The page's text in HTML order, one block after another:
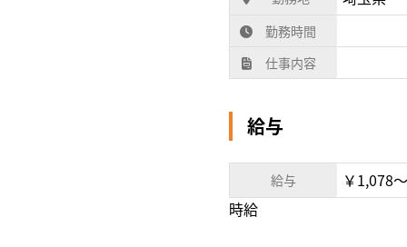
勤務時間
仕事内容
給与
給与
￥1,078
時給